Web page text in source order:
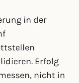
in der
Erfolg
nicht in